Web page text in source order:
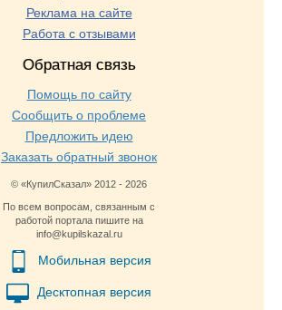
Реклама на сайте
Работа с отзывами
Обратная связь
Помощь по сайту
Сообщить о проблеме
Предложить идею
Заказать обратный звонок
© «КупилСказал» 2012 - 2026
По всем вопросам, связанным с
работой портала пишите на
info@kupilskazal.ru
Мобильная версия
Десктопная версия